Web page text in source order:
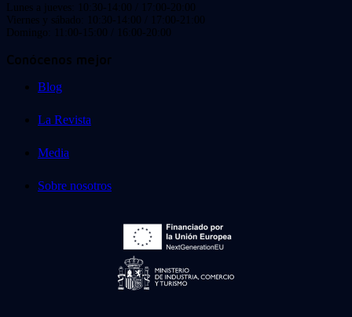
Lunes a jueves: 10:30-14:00 / 17:00-20:00
Viernes y sábado: 10:30-14:00 / 17:00-21:00
Domingo: 11:00-15:00 / 16:00-20:00
Conócenos mejor
Blog
La Revista
Media
Sobre nosotros